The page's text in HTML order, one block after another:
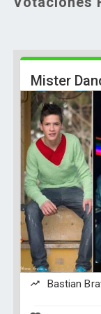
Mister
Bastian